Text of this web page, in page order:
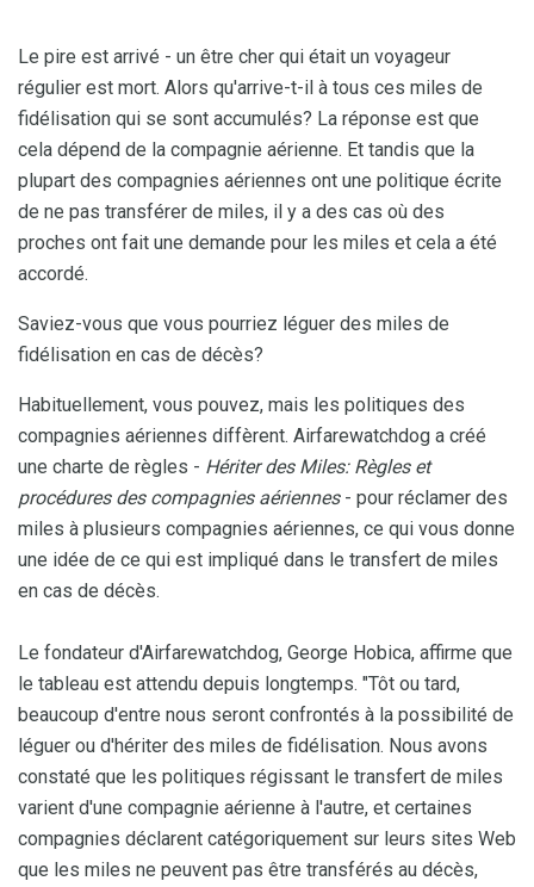
Le pire est arrivé - un être cher qui était un voyageur
régulier est mort. Alors qu'arrive-t-il à tous ces miles de
fidélisation qui se sont accumulés? La réponse est que
cela dépend de la compagnie aérienne. Et tandis que la
plupart des compagnies aériennes ont une politique écrite
de ne pas transférer de miles, il y a des cas où des
proches ont fait une demande pour les miles et cela a été
accordé.
Saviez-vous que vous pourriez léguer des miles de
fidélisation en cas de décès?
Habituellement, vous pouvez, mais les politiques des
compagnies aériennes diffèrent. Airfarewatchdog a créé
une charte de règles - Hériter des Miles: Règles et
procédures des compagnies aériennes- pour réclamer des
miles à plusieurs compagnies aériennes, ce qui vous donne
une idée de ce qui est impliqué dans le transfert de miles
en cas de décès.
Le fondateur d'Airfarewatchdog, George Hobica, affirme que
le tableau est attendu depuis longtemps. "Tôt ou tard,
beaucoup d'entre nous seront confrontés à la possibilité de
léguer ou d'hériter des miles de fidélisation. Nous avons
constaté que les politiques régissant le transfert de miles
varient d'une compagnie aérienne à l'autre, et certaines
compagnies déclarent catégoriquement sur leurs sites Web
que les miles ne peuvent pas être transférés au décès,